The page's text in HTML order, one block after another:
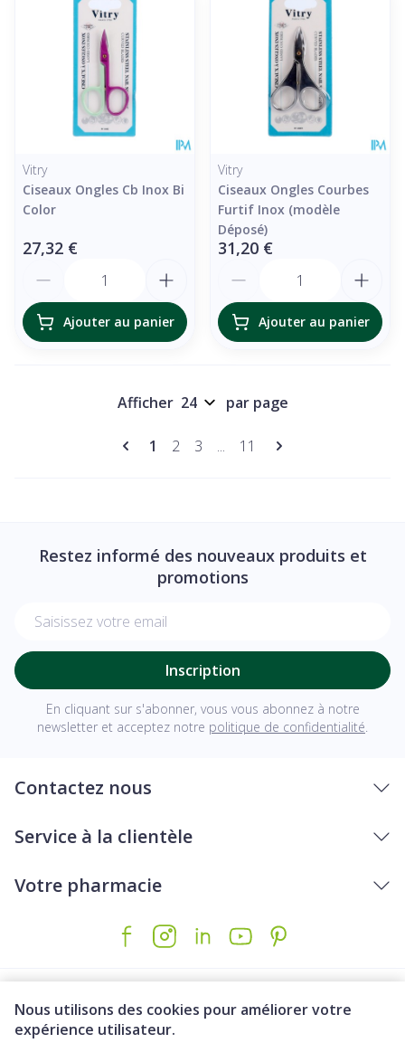
Nous utilisons des cookies pour améliorer votre
expérience utilisateur.
Vitry
Ciseaux Ongles Cb Inox Bi
Color
27,32 €
Ajouter au panier
Vitry
Ciseaux Ongles Courbes
Furtif Inox (modèle
Déposé)
31,20 €
Ajouter au panier
Pages
Vous lisez actuellement la page
1 Page
2 Page
3 ... Page
11
Afficher par page
Restez informé des nouveaux produits et
promotions
Inscription
En cliquant sur s'abonner, vous vous abonnez à notre
newsletter et acceptez notre politique de confidentialité
Contactez nous
Service à la clientèle
Votre pharmacie